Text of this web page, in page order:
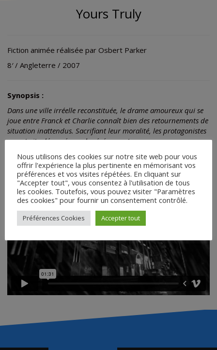
Yours Truly
Fiction animée réalisée par Osbert Parker
8′ / Angleterre / 2007
Synopsis :
Dans une ville irréelle reconstituée, le drame amoureux qui se
joue entre Franck et Charlie connaît bien des retournements de
situation inattendus. Sacrifiant leur moralité, les protagonistes
seront vite dépassés par les événements.
Extrait du film :
Nous utilisons des cookies sur notre site web pour vous
offrir l'expérience la plus pertinente en mémorisant vos
préférences et vos visites répétées. En cliquant sur
"Accepter tout", vous consentez à l'utilisation de tous
les cookies. Toutefois, vous pouvez visiter "Paramètres
des cookies" pour fournir un consentement contrôlé.
Préférences Cookies Accepter tout